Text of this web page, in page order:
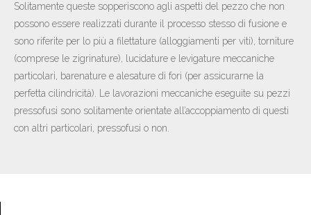
Solitamente queste sopperiscono agli aspetti del pezzo che non
possono essere realizzati durante il processo stesso di fusione e
sono riferite per lo più a filettature (alloggiamenti per viti), torniture
(comprese le zigrinature), lucidature e levigature meccaniche
particolari, barenature e alesature di fori (per assicurarne la
perfetta cilindricità). Le lavorazioni meccaniche eseguite su pezzi
pressofusi sono solitamente orientate all’accoppiamento di questi
con altri particolari, pressofusi o non.